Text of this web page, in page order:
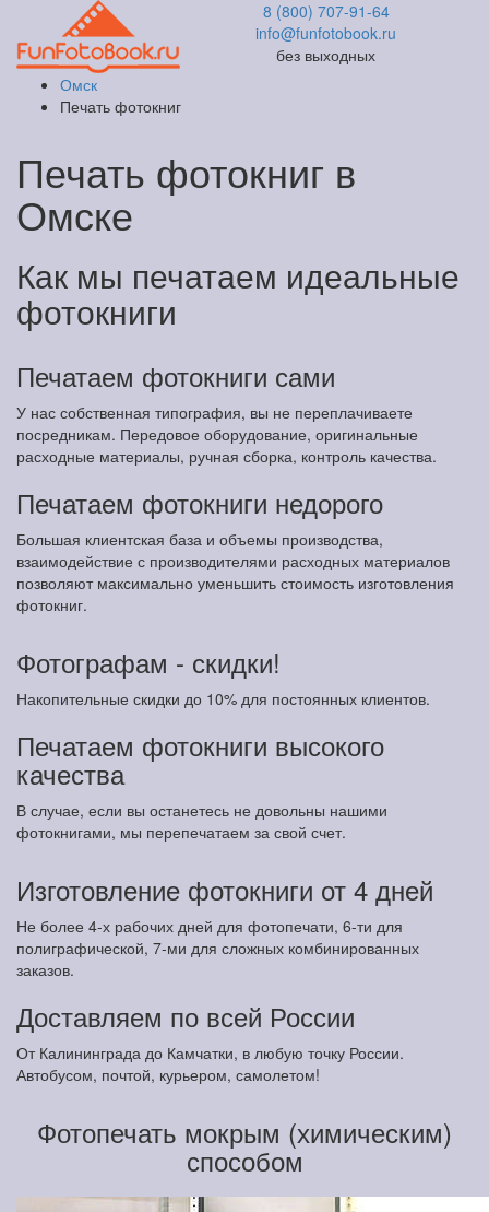
8 (800) 707-91-64
info@funfotobook.ru
без выходных
Омск
Печать фотокниг
Печать фотокниг в
Омске
Как мы печатаем идеальные
фотокниги
Печатаем фотокниги сами
У нас собственная типография, вы не переплачиваете
посредникам. Передовое оборудование, оригинальные
расходные материалы, ручная сборка, контроль качества.
Печатаем фотокниги недорого
Большая клиентская база и объемы производства,
взаимодействие с производителями расходных материалов
позволяют максимально уменьшить стоимость изготовления
фотокниг.
Фотографам - скидки!
Накопительные скидки до 10% для постоянных клиентов.
Печатаем фотокниги высокого
качества
В случае, если вы останетесь не довольны нашими
фотокнигами, мы перепечатаем за свой счет.
Изготовление фотокниги от 4 дней
Не более 4-х рабочих дней для фотопечати, 6-ти для
полиграфической, 7-ми для сложных комбинированных
заказов.
Доставляем по всей России
От Калининграда до Камчатки, в любую точку России.
Автобусом, почтой, курьером, самолетом!
Фотопечать мокрым (химическим)
способом